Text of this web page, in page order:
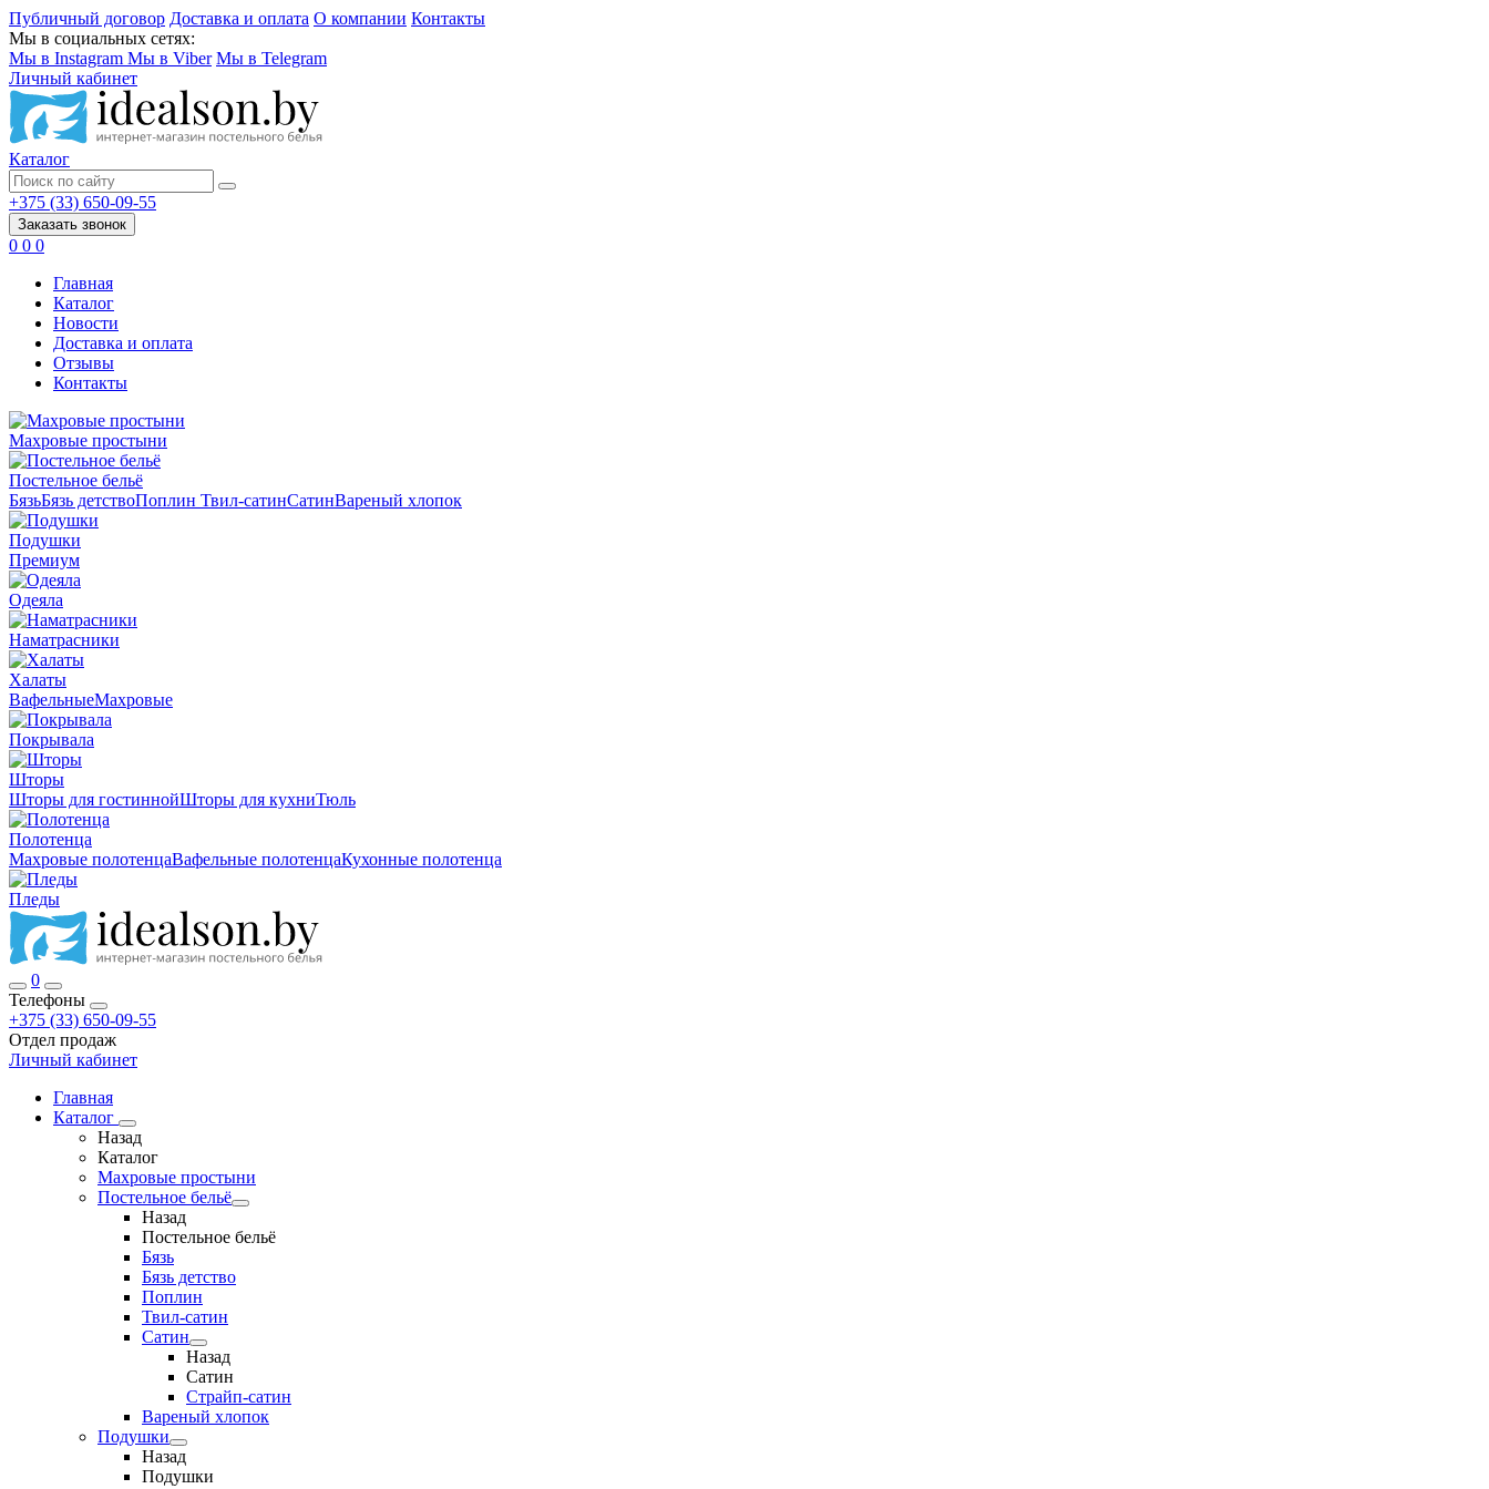
Публичный договор Доставка и оплата О компании Контакты
Мы в социальных сетях:
Мы в Instagram Мы в Viber Мы в Telegram
Личный кабинет
Каталог
+375 (33) 650-09-55
Заказать звонок
0 0 0
Главная
Каталог
Новости
Доставка и оплата
Отзывы
Контакты
Махровые простыни
Постельное бельё
БязьБязь детствоПоплин Твил-сатинСатинВареный хлопок
Подушки
Премиум
Одеяла
Наматрасники
Халаты
ВафельныеМахровые
Покрывала
Шторы
Шторы для гостиннойШторы для кухниТюль
Полотенца
Махровые полотенцаВафельные полотенцаКухонные полотенца
Пледы
0
Телефоны
+375 (33) 650-09-55
Отдел продаж
Личный кабинет
Главная
Каталог
Назад
Каталог
Махровые простыни
Постельное бельё
Назад
Постельное бельё
Бязь
Бязь детство
Поплин
Твил-сатин
Сатин
Назад
Сатин
Страйп-сатин
Вареный хлопок
Подушки
Назад
Подушки